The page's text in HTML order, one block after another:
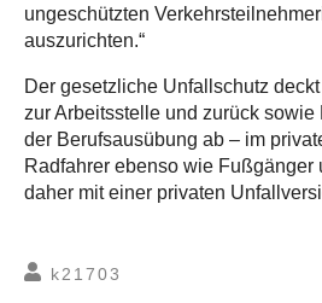
ungeschützten
auszurichten.“
Der gesetzliche Unfallschutz
zur Arbeitsstelle und zurück sowie
der Berufsausübung ab – im
Radfahrer ebenso wie Fußgänger
daher mit einer privaten
k21703